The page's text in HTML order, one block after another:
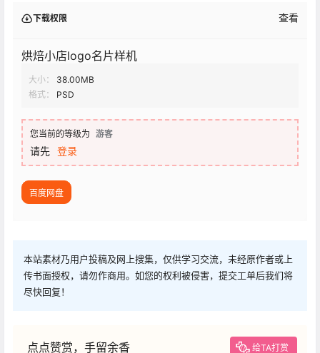
下载权限 查看
烘焙小店logo名片样机
大小：
38.00MB
格式：
PSD
您当前的等级为 游客
请先 登录
百度网盘
本站素材乃用户投稿及网上搜集，仅供学习交流，未经原作者或上
传书面授权，请勿作商用。如您的权利被侵害，提交工单后我们将
尽快回复！
点点赞赏，手留余香 给TA打赏